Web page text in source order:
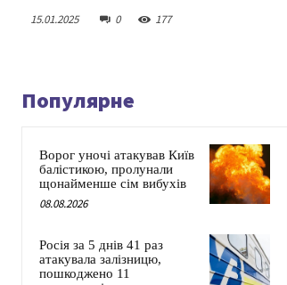
15.01.2025 0 177
Популярне
Ворог уночі атакував Київ
балістикою, пролунали
щонайменше сім вибухів
08.08.2026
Росія за 5 днів 41 раз
атакувала залізницю,
пошкоджено 11